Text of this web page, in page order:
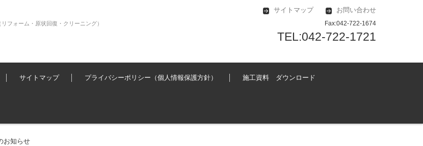
フォーム・原状回復・クリーニング）
サイトマップ お問い合わせ
Fax:042-722-1674
TEL:042-722-1721
サイトマップ プライバシーポリシー（個人情報保護方針） 施工資料 ダウンロード
お知らせ